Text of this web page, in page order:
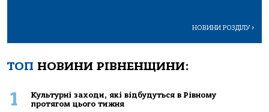
НОВИНИ РОЗДІЛУ>
ТОП НОВИНИ РІВНЕНЩИНИ:
1
Культурні заходи, які відбудуться в Рівному
протягом цього тижня